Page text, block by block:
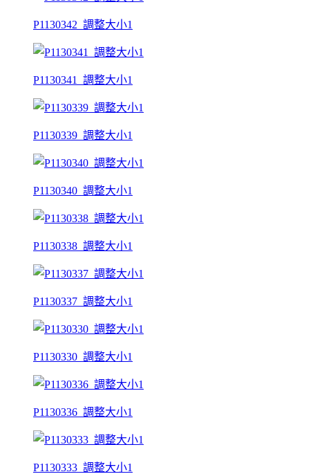
P1130342_調整大小1
P1130341_調整大小1
P1130339_調整大小1
P1130340_調整大小1
P1130338_調整大小1
P1130337_調整大小1
P1130330_調整大小1
P1130336_調整大小1
P1130333_調整大小1